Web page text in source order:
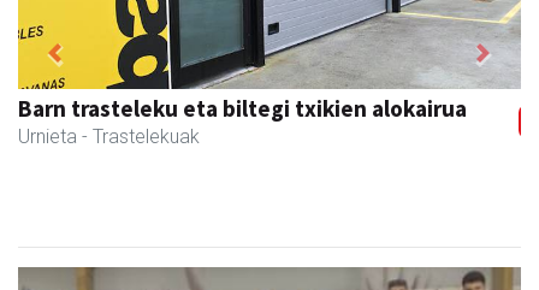
Egape Ikastola
Urnieta - Hezkuntza
Previous Next